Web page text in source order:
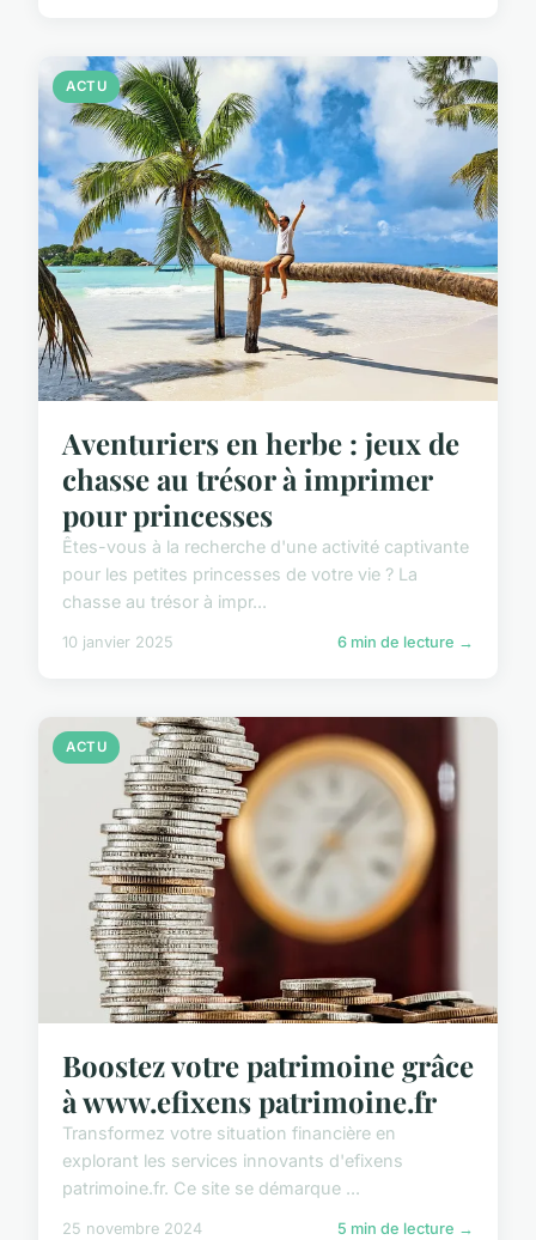
ACTU
Aventuriers en herbe : jeux de
chasse au trésor à imprimer
pour princesses
Êtes-vous à la recherche d'une activité captivante
pour les petites princesses de votre vie ? La
chasse au trésor à impr...
10 janvier 2025 6 min de lecture →
ACTU
Boostez votre patrimoine grâce
à www.efixens patrimoine.fr
Transformez votre situation financière en
explorant les services innovants d'efixens
patrimoine.fr. Ce site se démarque ...
25 novembre 2024 5 min de lecture →